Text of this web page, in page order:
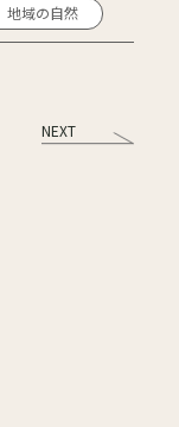
地域の自然
NEXT